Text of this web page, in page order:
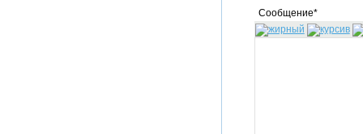
Сообщение*